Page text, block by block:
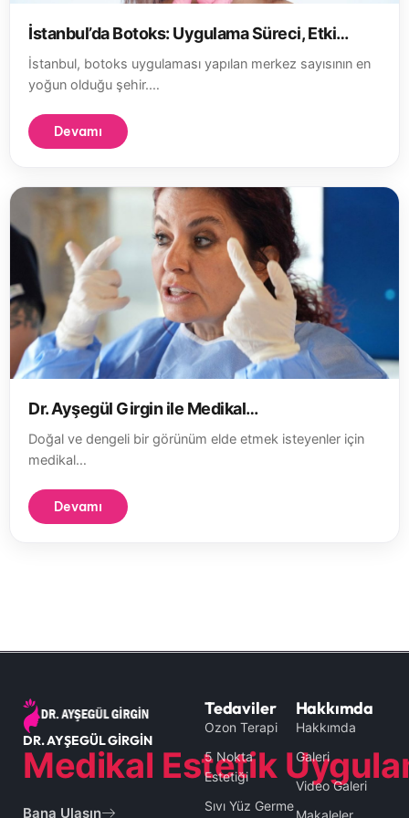
İstanbul’da Botoks: Uygulama Süreci, Etki…
İstanbul, botoks uygulaması yapılan merkez sayısının en
yoğun olduğu şehir.…
Devamı
Dr. Ayşegül Girgin ile Medikal…
Doğal ve dengeli bir görünüm elde etmek isteyenler için
medikal…
Devamı
DR. AYŞEGÜL GİRGİN
Medikal Estetik
Bana Ulaşın
Tedaviler
Ozon Terapi
5 Nokta
Estetiği
Sıvı Yüz Germe
Hakkımda
Hakkımda
Galeri
Video Galeri